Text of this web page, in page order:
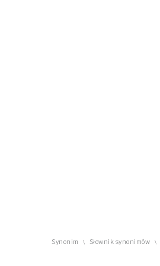
Synonim \ Słownik synonimów \